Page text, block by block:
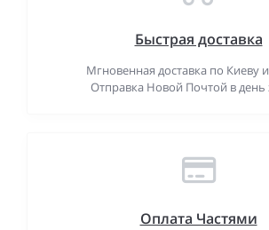
Быстрая доставка
Мгновенная доставка по Киеву
Отправка Новой Почтой в день
Оплата Частями